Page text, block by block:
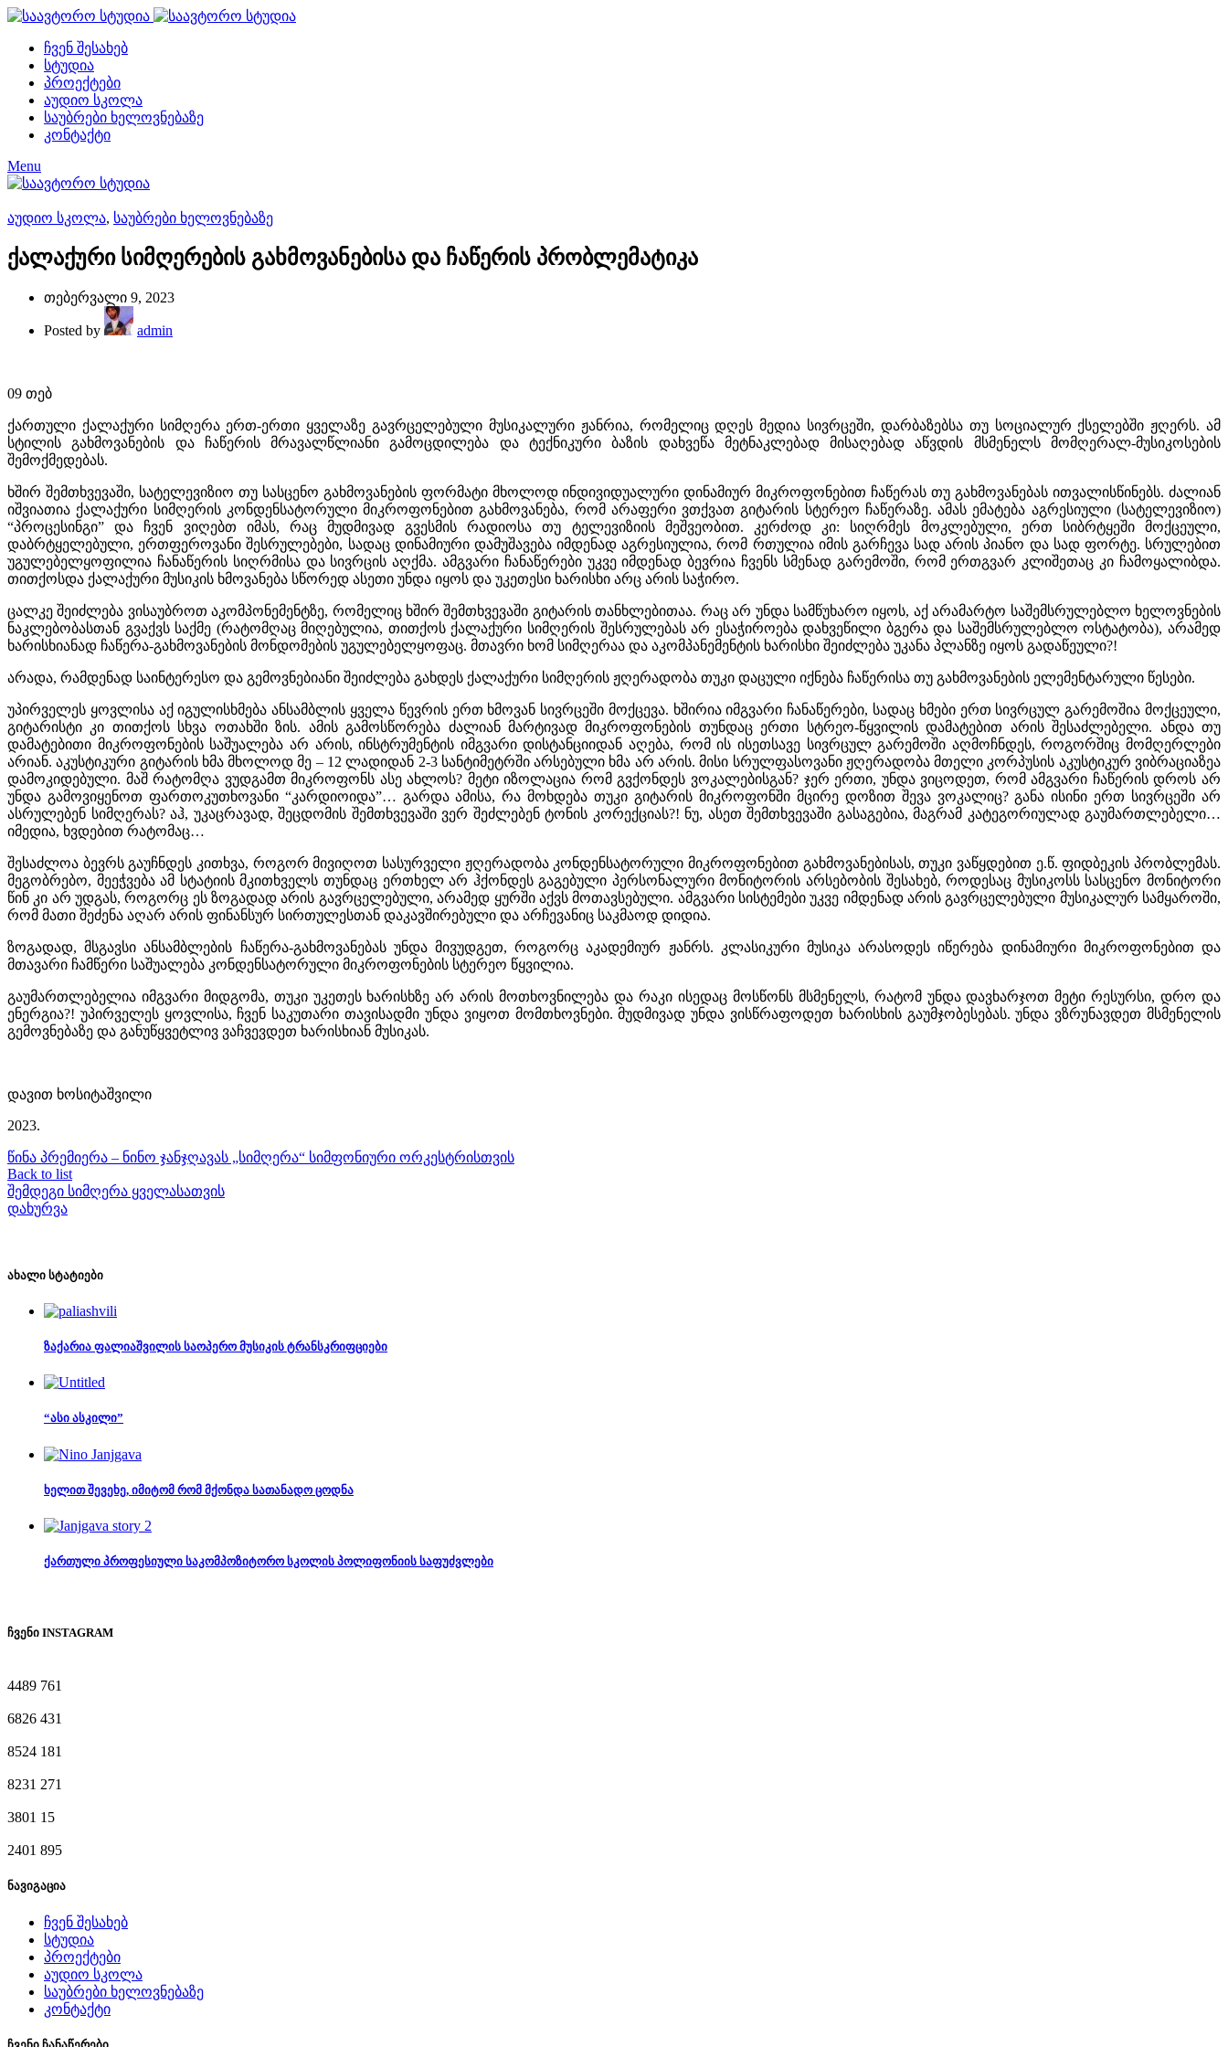
ჩვენ შესახებ
სტუდია
პროექტები
აუდიო სკოლა
საუბრები ხელოვნებაზე
კონტაქტი
Menu
აუდიო სკოლა, საუბრები ხელოვნებაზე
ქალაქური სიმღერების გახმოვანებისა და ჩაწერის პრობლემატიკა
თებერვალი 9, 2023
Posted by admin
09 თებ
ქართული ქალაქური სიმღერა ერთ-ერთი ყველაზე გავრცელებული მუსიკალური ჟანრია, რომელიც დღეს მედია სივრცეში, დარბაზებსა თუ სოციალურ ქსელებში ჟღერს. ამ
სტილის გახმოვანების და ჩაწერის მრავალწლიანი გამოცდილება და ტექნიკური ბაზის დახვეწა მეტნაკლებად მისაღებად აწვდის მსმენელს მომღერალ-მუსიკოსების
შემოქმედებას.
ხშირ შემთხვევაში, სატელევიზიო თუ სასცენო გახმოვანების ფორმატი მხოლოდ ინდივიდუალური დინამიურ მიკროფონებით ჩაწერას თუ გახმოვანებას ითვალისწინებს. ძალიან
იშვიათია ქალაქური სიმღერის კონდენსატორული მიკროფონებით გახმოვანება, რომ არაფერი ვთქვათ გიტარის სტერეო ჩაწერაზე. ამას ემატება აგრესიული (სატელევიზიო)
“პროცესინგი” და ჩვენ ვიღებთ იმას, რაც მუდმივად გვესმის რადიოსა თუ ტელევიზიის მეშვეობით. კერძოდ კი: სიღრმეს მოკლებული, ერთ სიბრტყეში მოქცეული,
დაბრტყელებული, ერთფეროვანი შესრულებები, სადაც დინამიური დამუშავება იმდენად აგრესიულია, რომ რთულია იმის გარჩევა სად არის პიანო და სად ფორტე. სრულებით
უგულებელყოფილია ჩანაწერის სიღრმისა და სივრცის აღქმა. ამგვარი ჩანაწერები უკვე იმდენად ბევრია ჩვენს სმენად გარემოში, რომ ერთგვარ კლიშეთაც კი ჩამოყალიბდა.
თითქოსდა ქალაქური მუსიკის ხმოვანება სწორედ ასეთი უნდა იყოს და უკეთესი ხარისხი არც არის საჭირო.
ცალკე შეიძლება ვისაუბროთ აკომპონემენტზე, რომელიც ხშირ შემთხვევაში გიტარის თანხლებითაა. რაც არ უნდა სამწუხარო იყოს, აქ არამარტო საშემსრულებლო ხელოვნების
ნაკლებობასთან გვაქვს საქმე (რატომღაც მიღებულია, თითქოს ქალაქური სიმღერის შესრულებას არ ესაჭიროება დახვეწილი ბგერა და საშემსრულებლო ოსტატობა), არამედ
ხარისხიანად ჩაწერა-გახმოვანების მონდომების უგულებელყოფაც. მთავრი ხომ სიმღერაა და აკომპანემენტის ხარისხი შეიძლება უკანა პლანზე იყოს გადაწეული?!
არადა, რამდენად საინტერესო და გემოვნებიანი შეიძლება გახდეს ქალაქური სიმღერის ჟღერადობა თუკი დაცული იქნება ჩაწერისა თუ გახმოვანების ელემენტარული წესები.
უპირველეს ყოვლისა აქ იგულისხმება ანსამბლის ყველა წევრის ერთ ხმოვან სივრცეში მოქცევა. ხშირია იმგვარი ჩანაწერები, სადაც ხმები ერთ სივრცულ გარემოშია მოქცეული,
გიტარისტი კი თითქოს სხვა ოთახში ზის. ამის გამოსწორება ძალიან მარტივად მიკროფონების თუნდაც ერთი სტრეო-წყვილის დამატებით არის შესაძლებელი. ანდა თუ
დამატებითი მიკროფონების საშუალება არ არის, ინსტრუმენტის იმგვარი დისტანციიდან აღება, რომ ის ისეთსავე სივრცულ გარემოში აღმოჩნდეს, როგორშიც მომღერლები
არიან. აკუსტიკური გიტარის ხმა მხოლოდ მე – 12 ლადიდან 2-3 სანტიმეტრში არსებული ხმა არ არის. მისი სრულფასოვანი ჟღერადობა მთელი კორპუსის აკუსტიკურ ვიბრაციაზეა
დამოკიდებული. მაშ რატომღა ვუდგამთ მიკროფონს ასე ახლოს? მეტი იზოლაცია რომ გვქონდეს ვოკალებისგან? ჯერ ერთი, უნდა ვიცოდეთ, რომ ამგვარი ჩაწერის დროს არ
უნდა გამოვიყენოთ ფართოკუთხოვანი “კარდიოიდა”… გარდა ამისა, რა მოხდება თუკი გიტარის მიკროფონში მცირე დოზით შევა ვოკალიც? განა ისინი ერთ სივრცეში არ
ასრულებენ სიმღერას? აჰ, უკაცრავად, შეცდომის შემთხვევაში ვერ შეძლებენ ტონის კორექციას?! ნუ, ასეთ შემთხვევაში გასაგებია, მაგრამ კატეგორიულად გაუმართლებელი…
იმედია, ხვდებით რატომაც…
შესაძლოა ბევრს გაუჩნდეს კითხვა, როგორ მივიღოთ სასურველი ჟღერადობა კონდენსატორული მიკროფონებით გახმოვანებისას, თუკი ვაწყდებით ე.წ. ფიდბეკის პრობლემას.
მეგობრებო, მეეჭვება ამ სტატიის მკითხველს თუნდაც ერთხელ არ ჰქონდეს გაგებული პერსონალური მონიტორის არსებობის შესახებ, როდესაც მუსიკოსს სასცენო მონიტორი
წინ კი არ უდგას, როგორც ეს ზოგადად არის გავრცელებული, არამედ ყურში აქვს მოთავსებული. ამგვარი სისტემები უკვე იმდენად არის გავრცელებული მუსიკალურ სამყაროში,
რომ მათი შეძენა აღარ არის ფინანსურ სირთულესთან დაკავშირებული და არჩევანიც საკმაოდ დიდია.
ზოგადად, მსგავსი ანსამბლების ჩაწერა-გახმოვანებას უნდა მივუდგეთ, როგორც აკადემიურ ჟანრს. კლასიკური მუსიკა არასოდეს იწერება დინამიური მიკროფონებით და
მთავარი ჩამწერი საშუალება კონდენსატორული მიკროფონების სტერეო წყვილია.
გაუმართლებელია იმგვარი მიდგომა, თუკი უკეთეს ხარისხზე არ არის მოთხოვნილება და რაკი ისედაც მოსწონს მსმენელს, რატომ უნდა დავხარჯოთ მეტი რესურსი, დრო და
ენერგია?! უპირველეს ყოვლისა, ჩვენ საკუთარი თავისადმი უნდა ვიყოთ მომთხოვნები. მუდმივად უნდა ვისწრაფოდეთ ხარისხის გაუმჯობესებას. უნდა ვზრუნავდეთ მსმენელის
გემოვნებაზე და განუწყვეტლივ ვაჩვევდეთ ხარისხიან მუსიკას.
დავით ხოსიტაშვილი
2023.
წინა პრემიერა – ნინო ჯანჯღავას „სიმღერა“ სიმფონიური ორკესტრისთვის
Back to list
შემდეგი სიმღერა ყველასათვის
დახურვა
ახალი სტატიები
ზაქარია ფალიაშვილის საოპერო მუსიკის ტრანსკრიფციები
“ასი ასკილი”
ხელით შევეხე, იმიტომ რომ მქონდა სათანადო ცოდნა
ქართული პროფესიული საკომპოზიტორო სკოლის პოლიფონიის საფუძვლები
ჩვენი INSTAGRAM
4489 761
6826 431
8524 181
8231 271
3801 15
2401 895
ნავიგაცია
ჩვენ შესახებ
სტუდია
პროექტები
აუდიო სკოლა
საუბრები ხელოვნებაზე
კონტაქტი